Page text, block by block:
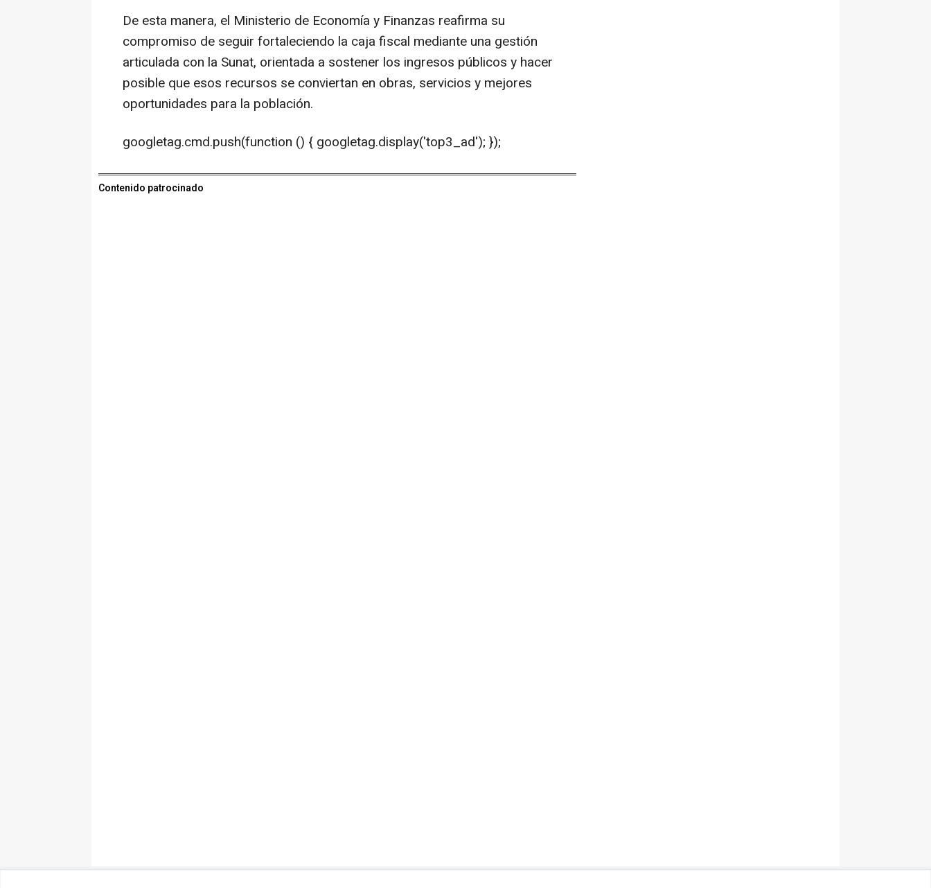
De esta manera, el Ministerio de Economía y Finanzas reafirma su
compromiso de seguir fortaleciendo la caja fiscal mediante una gestión
articulada con la Sunat, orientada a sostener los ingresos públicos y hacer
posible que esos recursos se conviertan en obras, servicios y mejores
oportunidades para la población.
googletag.cmd.push(function () { googletag.display('top3_ad'); });
Contenido patrocinado